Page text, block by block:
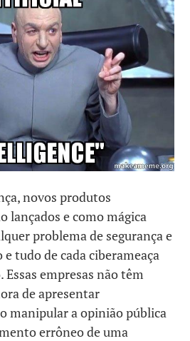
novos produtos
lançados e como mágica
problema de segurança e
tudo de cada ciberameaça
Essas empresas não têm
de apresentar
manipular a opinião pública
errôneo de uma